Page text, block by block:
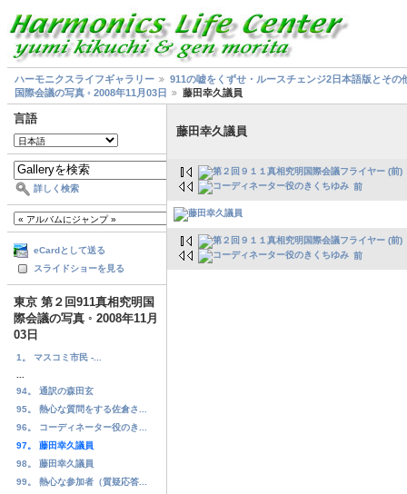
ハーモニクスライフギャラリー
911の嘘をくずせ・ルースチェンジ2日本語版とその
国際会議の写真 ◦ 2008年11月03日
藤田幸久議員
言語
詳しく検索
eCardとして送る
スライドショーを見る
東京 第２回911真相究明国
際会議の写真 ◦ 2008年11月
03日
1。 マスコミ市民 -...
94。 通訳の森田玄
95。 熱心な質問をする佐倉さ...
96。 コーディネーター役のき...
97。 藤田幸久議員
98。 藤田幸久議員
99。 熱心な参加者（質疑応答...
藤田幸久議員
前
前